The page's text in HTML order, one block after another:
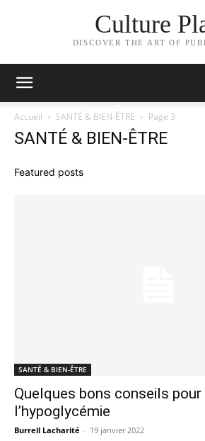
Culture
DISCOVER THE ART OF
Accueil SANTÉ & BIEN-ÊTRE Page 3
SANTÉ & BIEN-ÊTRE
Featured posts
SANTÉ & BIEN-ÊTRE
Quelques bons conseils
l’hypoglycémie
Burrell Lacharité - 19 janvier 2022